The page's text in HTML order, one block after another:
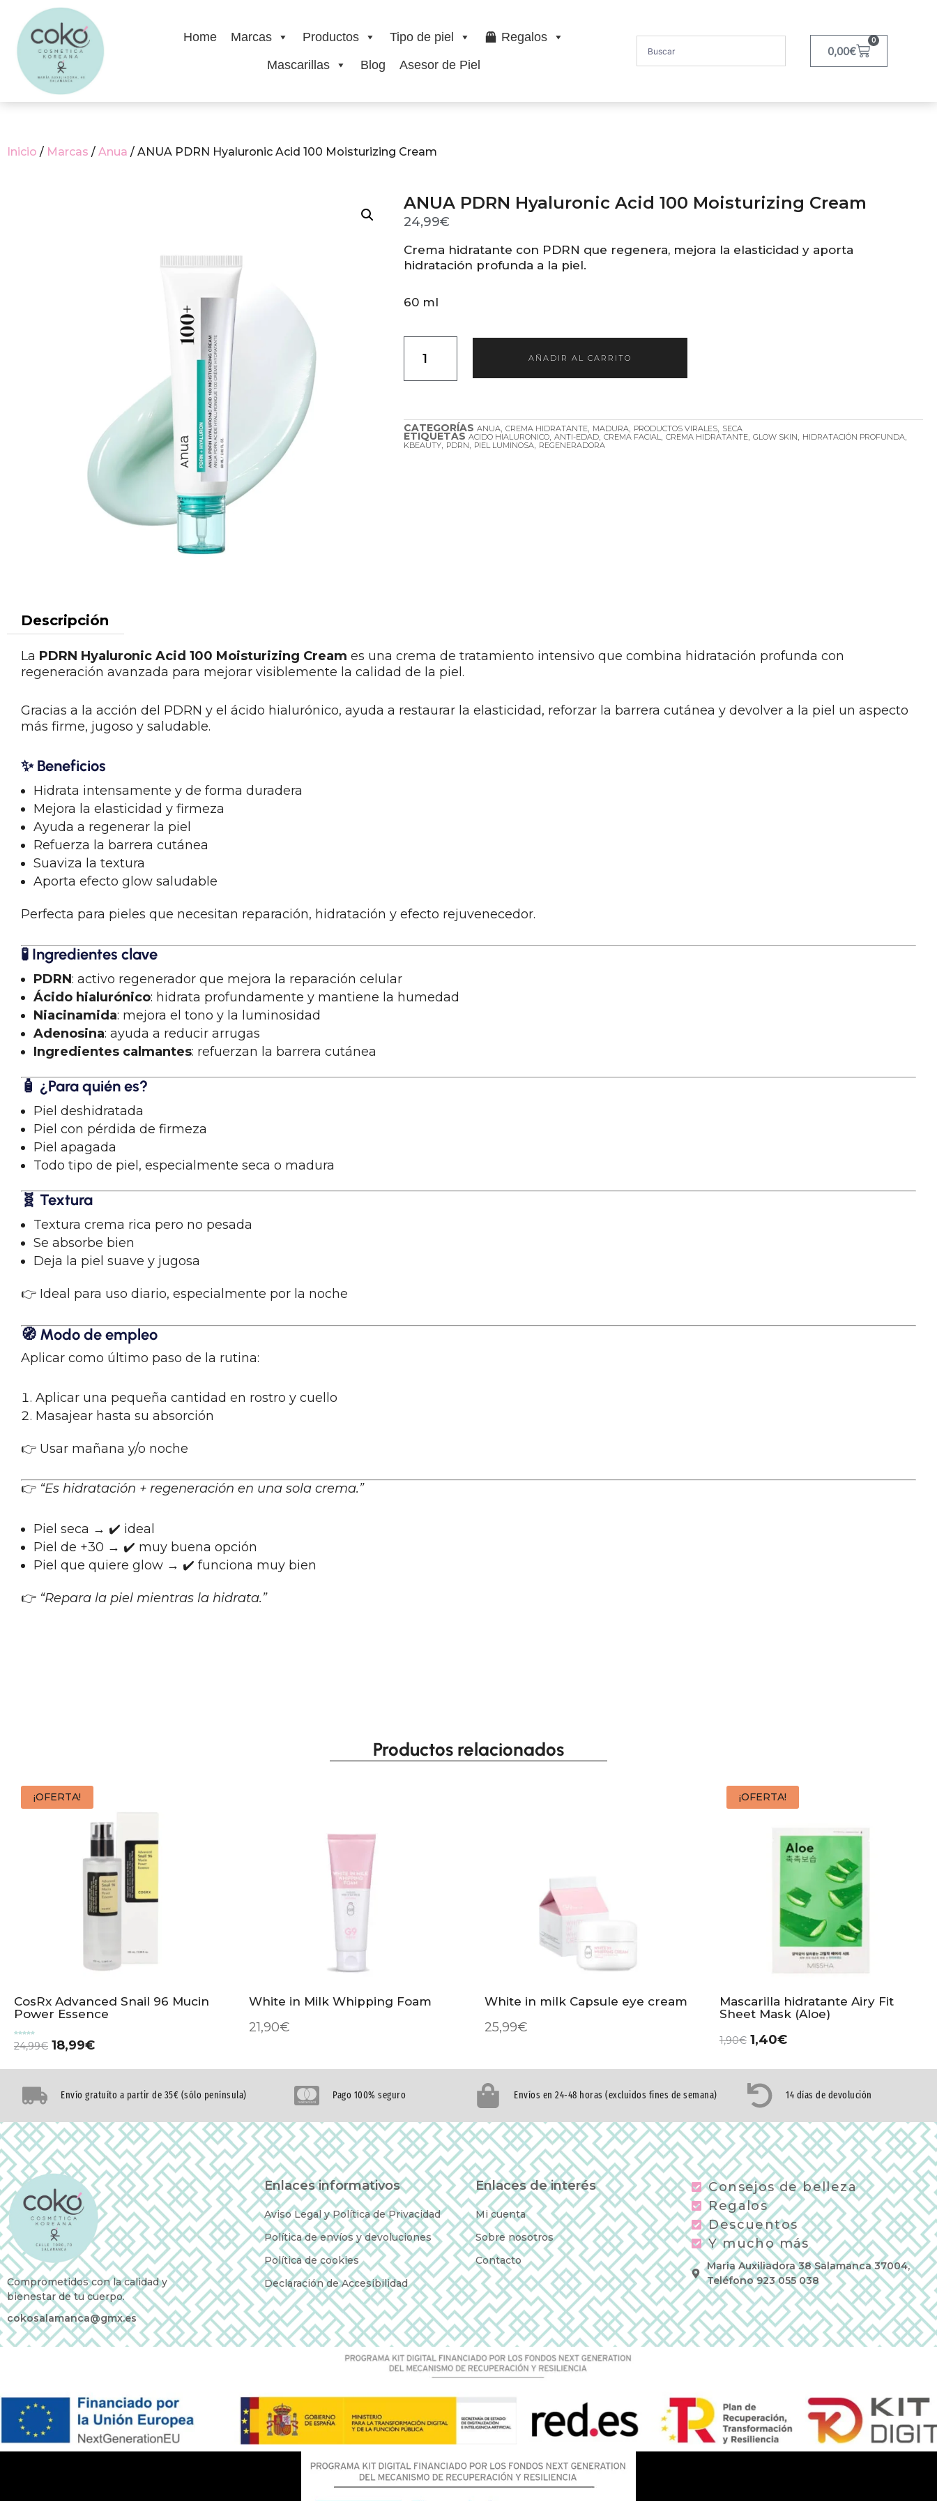
Home Marcas Productos Tipo de piel
Regalos
Mascarillas
Blog Asesor de Piel
0,00€
0
Inicio / Marcas / Anua / ANUA PDRN Hyaluronic Acid 100 Moisturizing Cream
ANUA PDRN Hyaluronic Acid 100 Moisturizing Cream
24,99€
Crema hidratante con PDRN que regenera, mejora la elasticidad y aporta
hidratación profunda a la piel.
60 ml
AÑADIR AL CARRITO
CATEGORÍAS ANUA, CREMA HIDRATANTE, MADURA, PRODUCTOS VIRALES, SECA
ETIQUETAS ACIDO HIALURONICO, ANTI-EDAD, CREMA FACIAL, CREMA HIDRATANTE, GLOW SKIN, HIDRATACIÓN PROFUNDA,
KBEAUTY, PDRN, PIEL LUMINOSA, REGENERADORA
Descripción
La PDRN Hyaluronic Acid 100 Moisturizing Cream es una crema de tratamiento intensivo que combina hidratación profunda con
regeneración avanzada para mejorar visiblemente la calidad de la piel.
Gracias a la acción del PDRN y el ácido hialurónico, ayuda a restaurar la elasticidad, reforzar la barrera cutánea y devolver a la piel un aspecto
más firme, jugoso y saludable.
✨Beneficios
Hidrata intensamente y de forma duradera
Mejora la elasticidad y firmeza
Ayuda a regenerar la piel
Refuerza la barrera cutánea
Suaviza la textura
Aporta efecto glow saludable
Perfecta para pieles que necesitan reparación, hidratación y efecto rejuvenecedor.
🧪 Ingredientes clave
PDRN: activo regenerador que mejora la reparación celular
Ácido hialurónico: hidrata profundamente y mantiene la humedad
Niacinamida: mejora el tono y la luminosidad
Adenosina: ayuda a reducir arrugas
Ingredientes calmantes: refuerzan la barrera cutánea
🧴 ¿Para quién es?
Piel deshidratada
Piel con pérdida de firmeza
Piel apagada
Todo tipo de piel, especialmente seca o madura
🧬 Textura
Textura crema rica pero no pesada
Se absorbe bien
Deja la piel suave y jugosa
👉 Ideal para uso diario, especialmente por la noche
🧭 Modo de empleo
Aplicar como último paso de la rutina:
Aplicar una pequeña cantidad en rostro y cuello
Masajear hasta su absorción
👉 Usar mañana y/o noche
👉 “Es hidratación + regeneración en una sola crema.”
Piel seca → ✔️ ideal
Piel de +30 → ✔️ muy buena opción
Piel que quiere glow → ✔️ funciona muy bien
👉 “Repara la piel mientras la hidrata.”
Productos relacionados
¡OFERTA!
CosRx Advanced Snail 96 Mucin
Power Essence
con
5.00
de 5
24,99€ 18,99€
White in Milk Whipping Foam
21,90€
White in milk Capsule eye cream
25,99€
¡OFERTA!
Mascarilla hidratante Airy Fit
Sheet Mask (Aloe)
1,90€ 1,40€
Envío gratuíto a partir de 35€ (sólo península) Pago 100% seguro Envíos en 24-48 horas (excluidos fines de semana) 14 días de devolución
Comprometidos con la calidad y
bienestar de tu cuerpo.
cokosalamanca@gmx.es
Enlaces informativos
Aviso Legal y Política de Privacidad
Política de envíos y devoluciones
Política de cookies
Declaración de Accesibilidad
Enlaces de interés
Mi cuenta
Sobre nosotros
Contacto
Consejos de belleza
Regalos
Descuentos
Y mucho más
Maria Auxiliadora 38 Salamanca 37004,
Teléfono 923 055 038